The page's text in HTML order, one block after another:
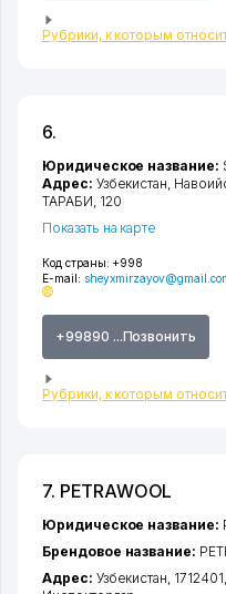
Рубрики, к которым
6.
Код страны: +998
E-mail:
+99890 ...Позвонить
Рубрики, к которым
Юридическое название:
Адрес: Узбекистан,
ТАРАБИ, 120
Показать на карте
7. PETRAWOOL
Юридическое название:
Брендовое название:
Адрес: Узбекистан, 1712401,